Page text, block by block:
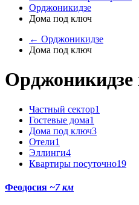
Орджоникидзе
Дома под ключ
← Орджоникидзе
Дома под ключ
Орджоникидзе
Частный сектор1
Гостевые дома1
Дома под ключ3
Отели1
Эллинги4
Квартиры посуточно19
Феодосия ~7 км